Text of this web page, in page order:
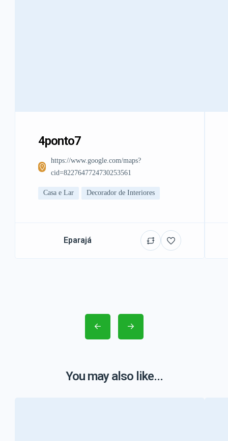
4ponto7
https://www.google.com/maps?
cid=8227647724730253561
Casa e Lar Decorador de Interiores
Eparajá
You may also like...